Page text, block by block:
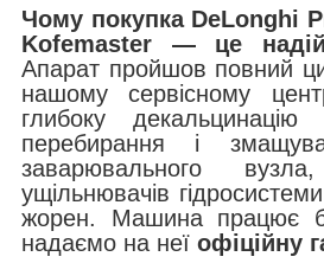
Чому покупка DeLonghi
Kofemaster — це
Апарат пройшов повний
нашому сервісному
глибоку
перебирання і
заварювального
ущільнювачів
жорен. Машина працює
надаємо на неї офіційну